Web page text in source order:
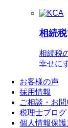
相続
相続税
幸せに
お客様の声
採用情報
ご相談・お
税理士ブログ
個人情報保